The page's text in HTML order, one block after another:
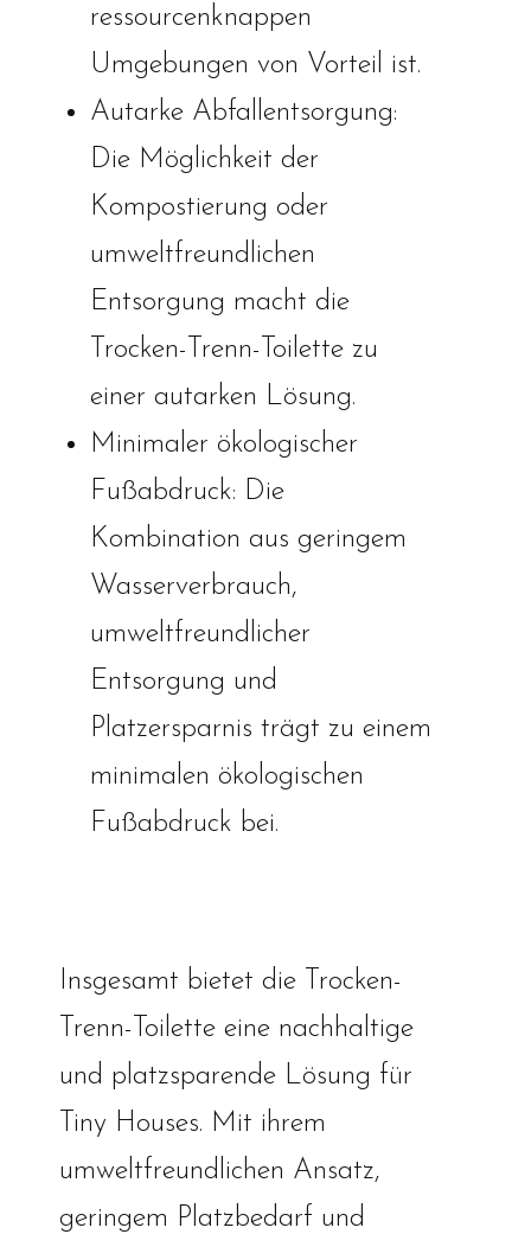
ressourcenknappen
Umgebungen von Vorteil ist.
Autarke Abfallentsorgung:
Die Möglichkeit der
Kompostierung oder
umweltfreundlichen
Entsorgung macht die
Trocken-Trenn-Toilette zu
einer autarken Lösung.
Minimaler ökologischer
Fußabdruck: Die
Kombination aus geringem
Wasserverbrauch,
umweltfreundlicher
Entsorgung und
Platzersparnis trägt zu einem
minimalen ökologischen
Fußabdruck bei.
Insgesamt bietet die Trocken-
Trenn-Toilette eine nachhaltige
und platzsparende Lösung für
Tiny Houses. Mit ihrem
umweltfreundlichen Ansatz,
geringem Platzbedarf und